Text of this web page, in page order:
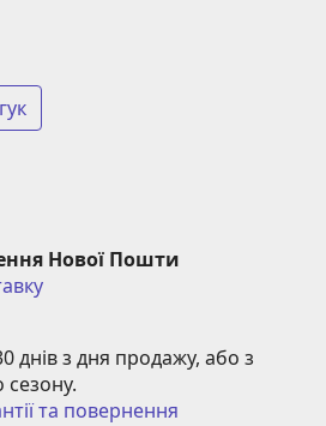
Нової Пошти
днів з дня продажу, або з
сезону.
та повернення